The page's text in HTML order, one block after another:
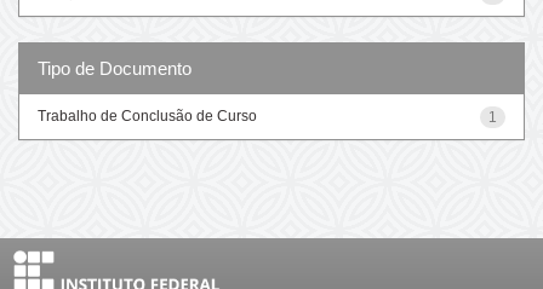
Tipo de Documento
1
Trabalho de Conclusão de Curso